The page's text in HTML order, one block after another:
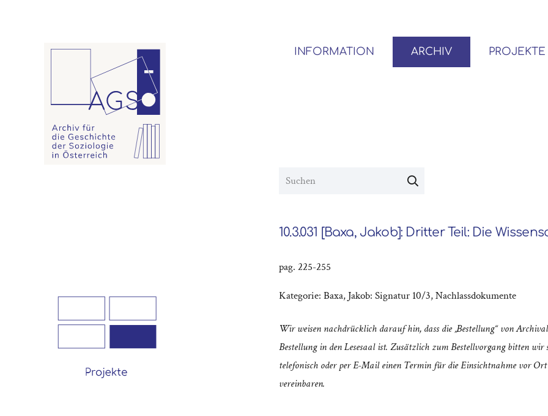
INFORMATION ARCHIV PROJEKTE
10.3.031 [Baxa, Jakob]: Dritter Teil: Die
pag. 225-255
Kategorie: Baxa, Jakob: Signatur 10/3,Nachlassdokumente
Wir weisen nachdrücklich darauf hin, dass die „Bestellung“ von
Bestellung in den Lesesaal ist. Zusätzlich zum Bestellvorgang bitten wir
telefonisch oder per E-Mail einen Termin für die Einsichtnahme vor
vereinbaren.